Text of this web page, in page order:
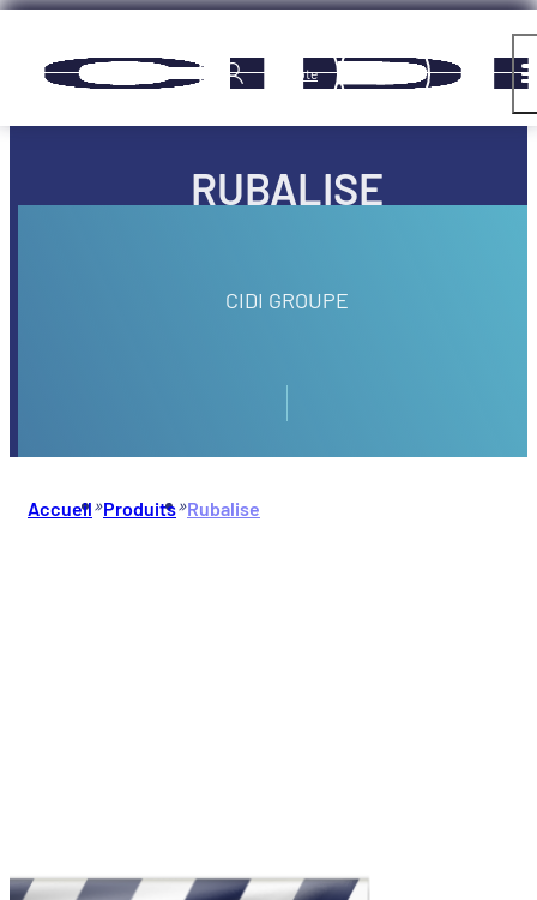
Panneau de gestion des cookies
Compte
RUBALISE
CIDI GROUPE
Accueil»Produits»Rubalise